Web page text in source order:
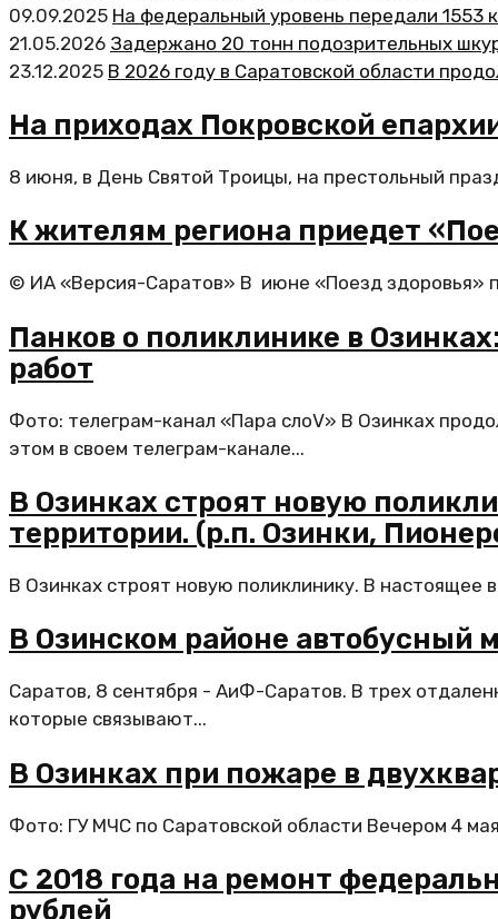
09.09.2025 На федеральный уровень передали 1553
21.05.2026 Задержано 20 тонн подозрительных
23.12.2025 В 2026 году в Саратовской области
На приходах Покровской
8 июня, в День Святой Троицы, на престольный
К жителям региона приедет
© ИА «Версия-Саратов» В июне «Поезд здоровья»
Панков о поликлинике в
работ
Фото: телеграм-канал «Пара слоV» В Озинках
этом в своем телеграм-канале...
В Озинках строят новую
территории. (р.п. Озинки,
В Озинках строят новую поликлинику. В настоящее
В Озинском районе автобусный
Саратов, 8 сентября - АиФ-Саратов. В трех
которые связывают...
В Озинках при пожаре в
Фото: ГУ МЧС по Саратовской области Вечером 4
С 2018 года на ремонт
рублей